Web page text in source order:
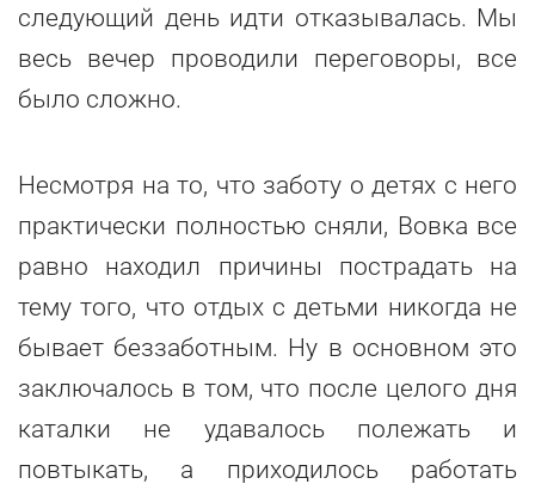
следующий день идти отказывалась. Мы
весь вечер проводили переговоры, все
было сложно.
Несмотря на то, что заботу о детях с него
практически полностью сняли, Вовка все
равно находил причины пострадать на
тему того, что отдых с детьми никогда не
бывает беззаботным. Ну в основном это
заключалось в том, что после целого дня
каталки не удавалось полежать и
повтыкать, а приходилось работать